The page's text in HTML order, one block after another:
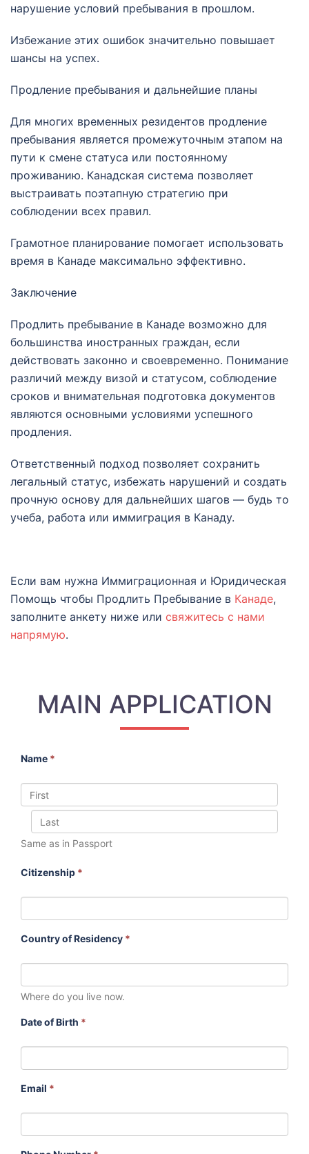
нарушение условий пребывания в прошлом.
Избежание этих ошибок значительно повышает
шансы на успех.
Продление пребывания и дальнейшие планы
Для многих временных резидентов продление
пребывания является промежуточным этапом на
пути к смене статуса или постоянному
проживанию. Канадская система позволяет
выстраивать поэтапную стратегию при
соблюдении всех правил.
Грамотное планирование помогает использовать
время в Канаде максимально эффективно.
Заключение
Продлить пребывание в Канаде возможно для
большинства иностранных граждан, если
действовать законно и своевременно. Понимание
различий между визой и статусом, соблюдение
сроков и внимательная подготовка документов
являются основными условиями успешного
продления.
Ответственный подход позволяет сохранить
легальный статус, избежать нарушений и создать
прочную основу для дальнейших шагов — будь то
учеба, работа или иммиграция в Канаду.
Если вам нужна Иммиграционная и Юридическая
Помощь чтобы Продлить Пребывание в Канаде,
заполните анкету ниже или свяжитесь с нами
напрямую.
MAIN APPLICATION
Name *
Same as in Passport
Citizenship *
Country of Residency *
Where do you live now.
Date of Birth *
Email *